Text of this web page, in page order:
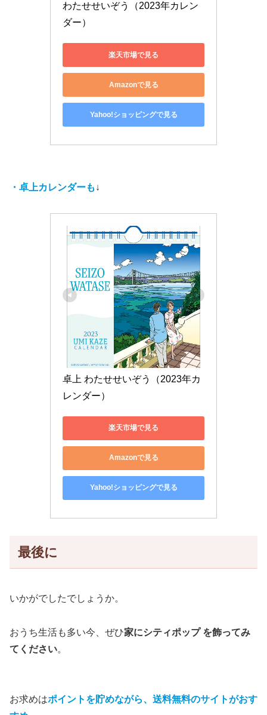
わたせせいぞう（2023年カレン
ダー）
楽天市場で見る
Amazonで見る
Yahoo!ショッピングで見る
・卓上カレンダーも ↓
卓上 わたせせいぞう（2023年カ
レンダー）
楽天市場で見る
Amazonで見る
Yahoo!ショッピングで見る
最後に
いかがでしたでしょうか。
おうち生活も多い今、ぜひ家にシティポップ を飾ってみ
てください。
お求めはポイントを貯めながら、送料無料のサイトがおす